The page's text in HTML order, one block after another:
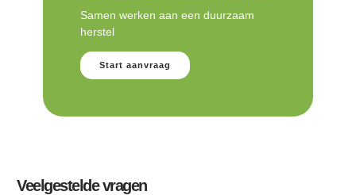
Samen werken aan een duurzaam
herstel
Start aanvraag
Veelgestelde vragen